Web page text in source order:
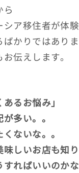
ら
ア移住者が体
かりではありま
伝えします。
るお悩み」
多い。。
ないな。。
しいお店も知り
ればいいのかな